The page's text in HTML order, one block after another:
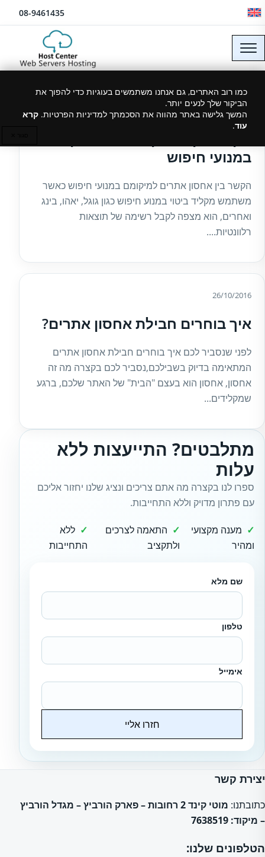
דלג לתוכן 08-9461435
כמו רוב האתרים, גם אנחנו משתמשים בעוגיות כדי להפוך את
הביקור שלך לנעים יותר.
המשך גלישה באתר מהווה את הסכמתך למדיניות הפרטיות. קרא
עוד.
26/10/2016
במנועי חיפוש
הקשר בין אחסון אתרים למיקומם במנועי חיפוש כאשר
משתמש מקליד ביטוי במנוע חיפוש כגון גוגל, יאהו, בינג
ואחרים, הוא מצפה לקבל רשימה של תוצאות
רלוונטיות....
26/10/2016
איך בוחרים חבילת אחסון אתרים?
לפני שנסביר לכם איך בוחרים חבילת אחסון אתרים
המתאימה בדיוק בשבילכם,נסביר לכם בקצרה מה זה
אחסון, אחסון הוא בעצם "הבית" של האתר שלכם, ברגע
שמקלידים...
מתלבטים? התייעצות ללא
עלות
ספרו לנו בקצרה מה אתם צריכים ונציג שלנו יחזור אליכם
עם פתרון מדויק וללא התחייבות.
מענה מקצועי
ומהיר
התאמה לצרכים
ולתקציב
ללא
התחייבות
שם מלא
טלפון
אימייל
חזרו אליי
יצירת קשר
כתובתנו:
מוטי קינד 2 רחובות – פארק הורביץ – מגדל הורביץ
– מיקוד: 7638519
הטלפונים שלנו: